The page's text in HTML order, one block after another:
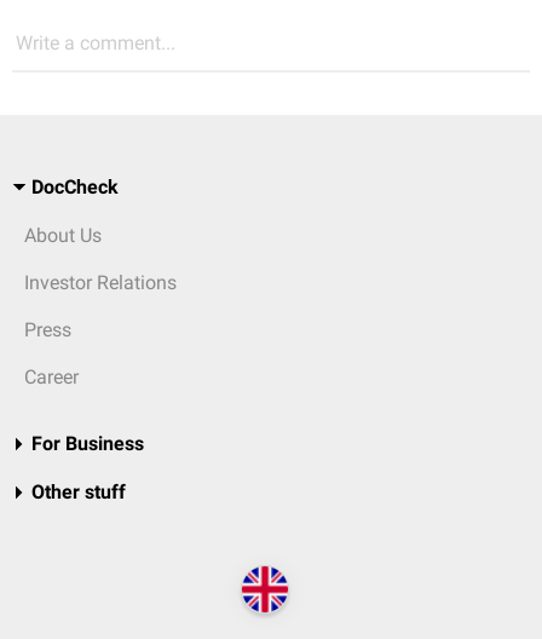
Write a comment...
DocCheck
About Us
Investor Relations
Press
Career
For Business
Other stuff